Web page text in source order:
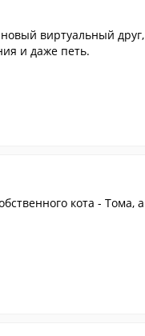
виртуальный
и даже петь.
кота - Тома,